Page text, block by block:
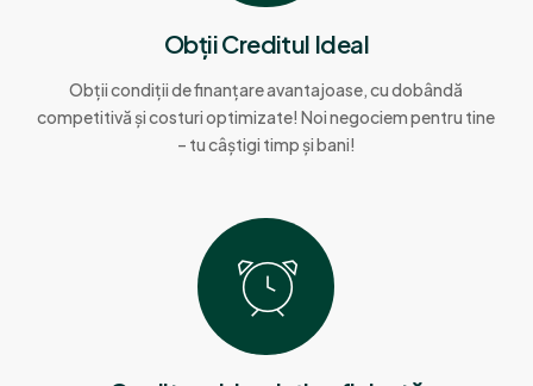
Obții Creditul Ideal
Obții condiții de finanțare avantajoase, cu dobândă
competitivă și costuri optimizate! Noi negociem pentru tine
– tu câștigi timp și bani!